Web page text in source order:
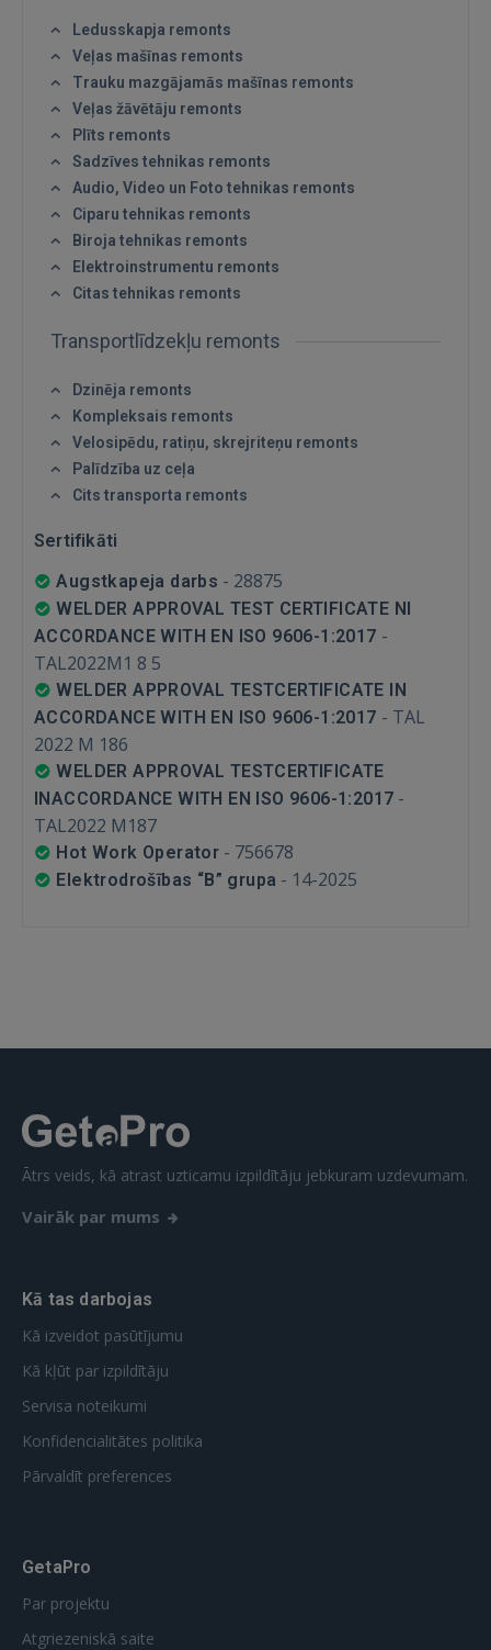
Aizmirsāt paroli?
FACEBOOK
GOOGLE
 Sign in with Apple
Vēl neesat reģistrējies?
REĢISTRĀCIJA
Ledusskapja remonts
Veļas mašīnas remonts
Trauku mazgājamās mašīnas remonts
Veļas žāvētāju remonts
Plīts remonts
Sadzīves tehnikas remonts
Audio, Video un Foto tehnikas remonts
Ciparu tehnikas remonts
Biroja tehnikas remonts
Elektroinstrumentu remonts
Citas tehnikas remonts
Transportlīdzekļu remonts
Dzinēja remonts
Kompleksais remonts
Velosipēdu, ratiņu, skrejriteņu remonts
Palīdzība uz ceļa
Cits transporta remonts
Sertifikāti
Augstkapeja darbs - 28875
WELDER APPROVAL TEST CERTIFICATE NI
ACCORDANCE WITH EN ISO 9606-1:2017 -
TAL2022M1 8 5
WELDER APPROVAL TESTCERTIFICATE IN
ACCORDANCE WITH EN ISO 9606-1:2017 - TAL
2022 M 186
WELDER APPROVAL TESTCERTIFICATE
INACCORDANCE WITH EN ISO 9606-1:2017 -
TAL2022 M187
Hot Work Operator - 756678
Elektrodrošības “B” grupa - 14-2025
Ātrs veids, kā atrast uzticamu izpildītāju jebkuram uzdevumam.
Vairāk par mums
Kā tas darbojas
Kā izveidot pasūtījumu
Kā kļūt par izpildītāju
Servisa noteikumi
Konfidencialitātes politika
Pārvaldīt preferences
GetaPro
Par projektu
Atgriezeniskā saite